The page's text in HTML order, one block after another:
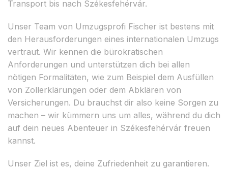
Transport bis nach Székesfehérvár.
Unser Team von Umzugsprofi Fischer ist bestens mit
den Herausforderungen eines internationalen Umzugs
vertraut. Wir kennen die bürokratischen
Anforderungen und unterstützen dich bei allen
nötigen Formalitäten, wie zum Beispiel dem Ausfüllen
von Zollerklärungen oder dem Abklären von
Versicherungen. Du brauchst dir also keine Sorgen zu
machen – wir kümmern uns um alles, während du dich
auf dein neues Abenteuer in Székesfehérvár freuen
kannst.
Unser Ziel ist es, deine Zufriedenheit zu garantieren.